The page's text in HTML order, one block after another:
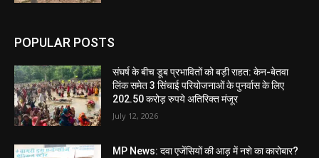
POPULAR POSTS
संघर्ष के बीच डूब प्रभावितों को बड़ी राहत: केन-बेतवा
लिंक समेत 3 सिंचाई परियोजनाओं के पुनर्वास के लिए
202.50 करोड़ रुपये अतिरिक्त मंजूर
July 12, 2026
MP News: दवा एजेंसियों की आड़ में नशे का कारोबार?